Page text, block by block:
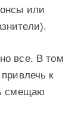
или
все. В том
к
смещаю